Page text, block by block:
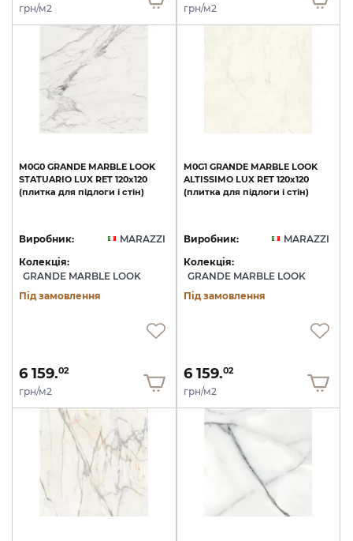
грн/м2 грн/м2
M0G0 GRANDE MARBLE LOOK
STATUARIO LUX RET 120х120
(плитка для підлоги і стін)
Виробник:
MARAZZI
Колекція:
GRANDE MARBLE LOOK
Під замовлення
6 159.02
грн/м2
M0G1 GRANDE MARBLE LOOK
ALTISSIMO LUX RET 120х120
(плитка для підлоги і стін)
Виробник:
MARAZZI
Колекція:
GRANDE MARBLE LOOK
Під замовлення
6 159.02
грн/м2